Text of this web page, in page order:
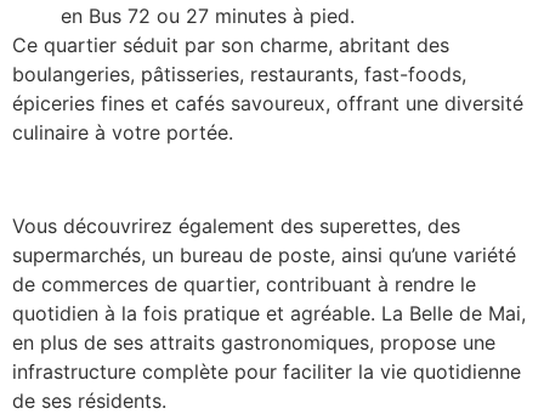
en Bus 72 ou 27 minutes à pied.
Ce quartier séduit par son charme, abritant des
boulangeries, pâtisseries, restaurants, fast-foods,
épiceries fines et cafés savoureux, offrant une diversité
culinaire à votre portée.
Vous découvrirez également des superettes, des
supermarchés, un bureau de poste, ainsi qu’une variété
de commerces de quartier, contribuant à rendre le
quotidien à la fois pratique et agréable. La Belle de Mai,
en plus de ses attraits gastronomiques, propose une
infrastructure complète pour faciliter la vie quotidienne
de ses résidents.